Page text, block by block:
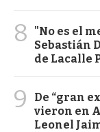
8
"No es el
Sebastián
de Lacalle
9
De “gran
vieron en
Leonel